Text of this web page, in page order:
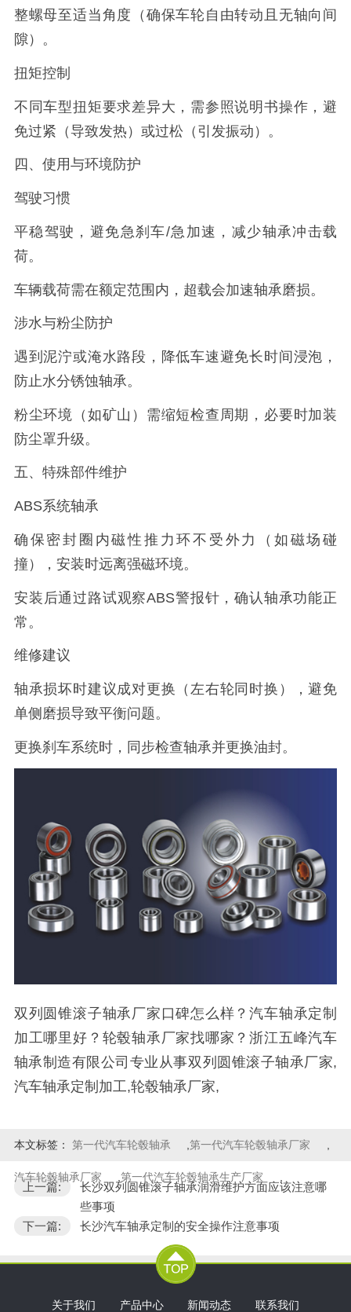
整螺母至适当角度（确保车轮自由转动且无轴向间
隙）。
扭矩控制
不同车型扭矩要求差异大，需参照说明书操作，避
免过紧（导致发热）或过松（引发振动）。
四、使用与环境防护
驾驶习惯
平稳驾驶，避免急刹车/急加速，减少轴承冲击载
荷。
车辆载荷需在额定范围内，超载会加速轴承磨损。
涉水与粉尘防护
遇到泥泞或淹水路段，降低车速避免长时间浸泡，
防止水分锈蚀轴承。
粉尘环境（如矿山）需缩短检查周期，必要时加装
防尘罩升级。
五、特殊部件维护
ABS系统轴承
确保密封圈内磁性推力环不受外力（如磁场碰
撞），安装时远离强磁环境。
安装后通过路试观察ABS警报针，确认轴承功能正
常。
维修建议
轴承损坏时建议成对更换（左右轮同时换），避免
单侧磨损导致平衡问题。
更换刹车系统时，同步检查轴承并更换油封。
双列圆锥滚子轴承厂家口碑怎么样？汽车轴承定制
加工哪里好？轮毂轴承厂家找哪家？浙江五峰汽车
轴承制造有限公司专业从事双列圆锥滚子轴承厂家,
汽车轴承定制加工,轮毂轴承厂家,
本文标签： 第一代汽车轮毂轴承 ,第一代汽车轮毂轴承厂家
汽车轮毂轴承厂家 ,第一代汽车轮毂轴承生产厂家
上一篇:
长沙双列圆锥滚子轴承润滑维护方面应该注意哪
些事项
下一篇:
长沙汽车轴承定制的安全操作注意事项
关于我们 产品中心 新闻动态 联系我们